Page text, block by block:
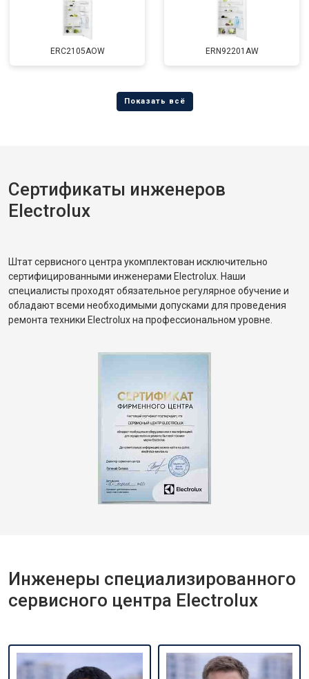
ERC2105AOW ERN92201AW
Сертификаты инженеров
Electrolux
Штат сервисного центра укомплектован исключительно
сертифицированными инженерами Electrolux. Наши
специалисты проходят обязательное регулярное обучение и
обладают всеми необходимыми допусками для проведения
ремонта техники Electrolux на профессиональном уровне.
Инженеры специализированного
сервисного центра Electrolux